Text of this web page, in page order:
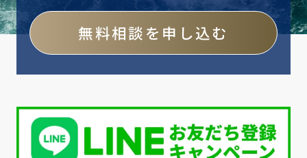
無料相談を申し込む